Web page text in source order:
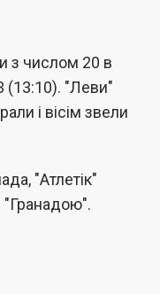
з числом 20 в
(13:10). "Леви"
і вісім звели
"Атлетік"